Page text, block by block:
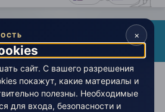
17 июня 2021
, ой, ну я в контексте сна такая
И романтичность, и
воля, и энергия! И вообще! )))
×
сайт. С вашего разрешения
покажут, какие материалы и
полезны. Необходимые
для входа, безопасности и